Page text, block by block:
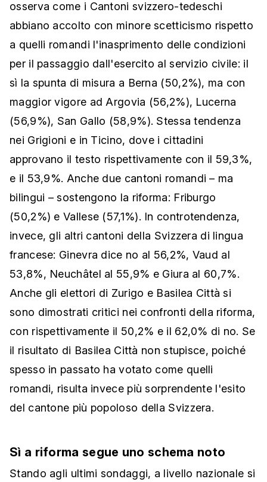
osserva come i Cantoni svizzero-tedeschi
abbiano accolto con minore scetticismo rispetto
a quelli romandi l'inasprimento delle condizioni
per il passaggio dall'esercito al servizio civile: il
sì la spunta di misura a Berna (50,2%), ma con
maggior vigore ad Argovia (56,2%), Lucerna
(56,9%), San Gallo (58,9%). Stessa tendenza
nei Grigioni e in Ticino, dove i cittadini
approvano il testo rispettivamente con il 59,3%,
e il 53,9%. Anche due cantoni romandi – ma
bilingui – sostengono la riforma: Friburgo
(50,2%) e Vallese (57,1%). In controtendenza,
invece, gli altri cantoni della Svizzera di lingua
francese: Ginevra dice no al 56,2%, Vaud al
53,8%, Neuchâtel al 55,9% e Giura al 60,7%.
Anche gli elettori di Zurigo e Basilea Città si
sono dimostrati critici nei confronti della riforma,
con rispettivamente il 50,2% e il 62,0% di no. Se
il risultato di Basilea Città non stupisce, poiché
spesso in passato ha votato come quelli
romandi, risulta invece più sorprendente l'esito
del cantone più popoloso della Svizzera.
Sì a riforma segue uno schema noto
Stando agli ultimi sondaggi, a livello nazionale si